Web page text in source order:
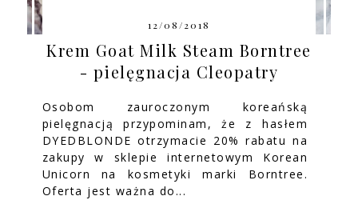
12/08/2018
Krem Goat Milk Steam Borntree
- pielęgnacja Cleopatry
Osobom zauroczonym koreańską
pielęgnacją przypominam, że z hasłem
DYEDBLONDE otrzymacie 20% rabatu na
zakupy w sklepie internetowym Korean
Unicorn na kosmetyki marki Borntree.
Oferta jest ważna do...